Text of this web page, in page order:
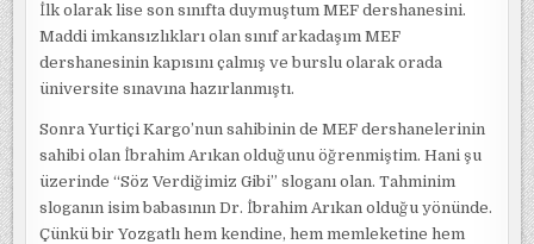
İlk olarak lise son sınıfta duymuştum MEF dershanesini.
Maddi imkansızlıkları olan sınıf arkadaşım MEF
dershanesinin kapısını çalmış ve burslu olarak orada
üniversite sınavına hazırlanmıştı.
Sonra Yurtiçi Kargo’nun sahibinin de MEF dershanelerinin
sahibi olan İbrahim Arıkan olduğunu öğrenmiştim. Hani şu
üzerinde “Söz Verdiğimiz Gibi” sloganı olan. Tahminim
sloganın isim babasının Dr. İbrahim Arıkan olduğu yönünde.
Çünkü bir Yozgatlı hem kendine, hem memleketine hem